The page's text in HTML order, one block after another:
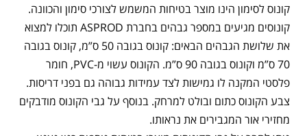
קונוס לסימון הינו מוצר בטיחות המשמש לצורכי סימון והכוונה.
קונוסים מגיעים במספר גבהים בחברת ASPROD תוכלו למצוא
את שלושת הגבהים הבאים: קונוס בגובה 50 ס”מ, קונוס בגובה
70 ס”מ וקונוס בגובה 90 ס”מ. הקונוס עשוי מ-PVC, חומר
פלסטי המקנה לו גמישות לצד עמידות גבוהה גם בפני דריסות.
צבע הקונוס כתום ובולט למרחק. בנוסף על גבי הקונוס מודבקים
מחזירי אור המגבירים את נראותו.